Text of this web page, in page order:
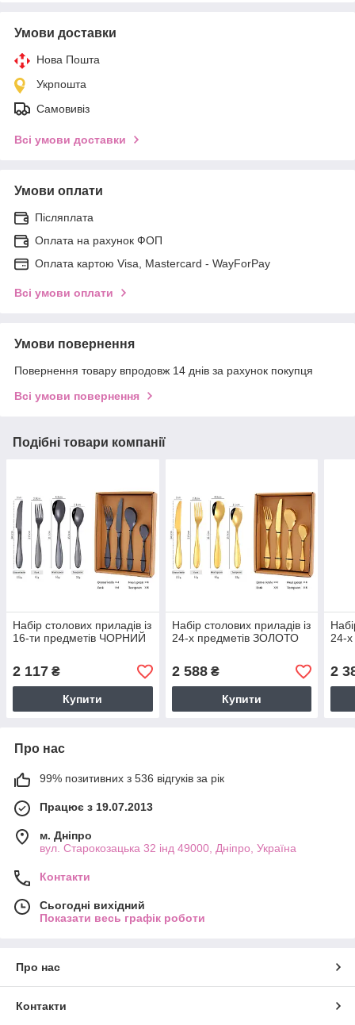
Умови доставки
Нова Пошта
Укрпошта
Самовивіз
Всі умови доставки
Умови оплати
Післяплата
Оплата на рахунок ФОП
Оплата картою Visa, Mastercard - WayForPay
Всі умови оплати
Умови повернення
Повернення товару впродовж 14 днів за рахунок покупця
Всі умови повернення
Подібні товари компанії
Набір столових приладів із
16-ти предметів ЧОРНИЙ
2 117 ₴
Купити
Набір столових приладів із
24-х предметів ЗОЛОТО
2 588₴
Купити
24-
2
Про нас
99% позитивних з 536 відгуків за рік
Працює з 19.07.2013
м. Дніпро
вул. Старокозацька 32 інд 49000, Дніпро, Україна
Контакти
Сьогодні вихідний
Показати весь графік роботи
Про нас
Контакти